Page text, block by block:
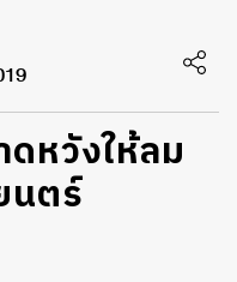
หวังให้ลม
นตร์